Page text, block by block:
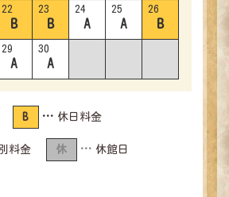
22
B
23
B
24
A
25
A
26
B
29
A
30
A
B 休日料金
料金 休 休館日